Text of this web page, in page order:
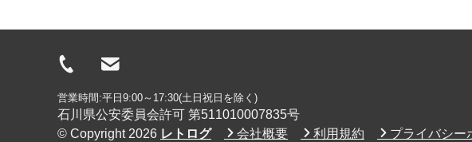
営業時間:平日9:00～17:30(土日祝日を除く)
石川県公安委員会許可 第511010007835号
© Copyright 2026 レトログ 会社概要 利用規約 プライバシー